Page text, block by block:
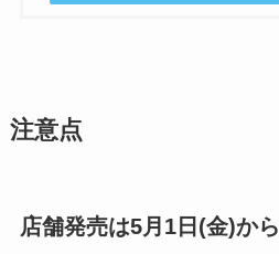
注意点
店舗発売は5月1日(金)から